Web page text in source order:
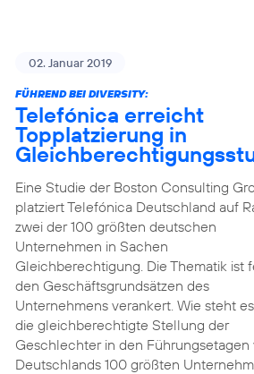
02. Januar 2019
FÜHREND BEI DIVERSITY:
Telefónica erreicht
Topplatzierung in
Eine Studie der Boston Consulting
platziert Telefónica Deutschland auf
zwei der 100 größten deutschen
Unternehmen in Sachen
Gleichberechtigung. Die Thematik ist
den Geschäftsgrundsätzen des
Unternehmens verankert. Wie steht
die gleichberechtigte Stellung der
Geschlechter in den Führungsetagen
Deutschlands 100 größten